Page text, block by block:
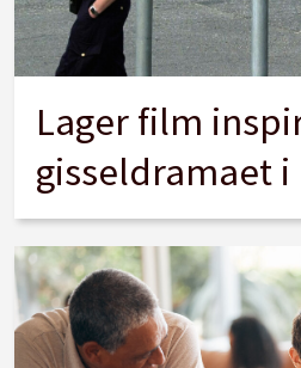
Lager film
gisseldramaet